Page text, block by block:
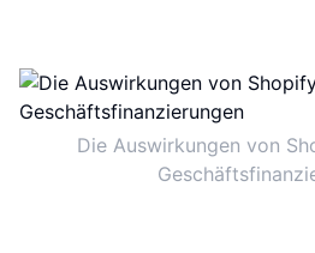
Die Auswirkungen von